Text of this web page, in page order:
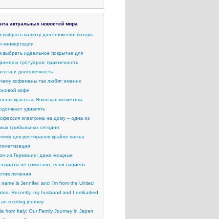
актуальных новостей мира
выбрать валюту для снижения потерь
конвертации
выбрать идеальное покрытие для
и тротуаров: практичность,
и долговечность
кофеманы так любят именно
кофе
красоты: Японская косметика
удивлять
электрика на дому – одна из
прибыльных сегодня
для ресторанов крайне важна
из Германии: даже мощные
не помогают, если пациент
лечения
name is Jennifer, and I’m from the United
Recently, my husband and I embarked
an exciting journey
from Italy: Our Family Journey in Japan